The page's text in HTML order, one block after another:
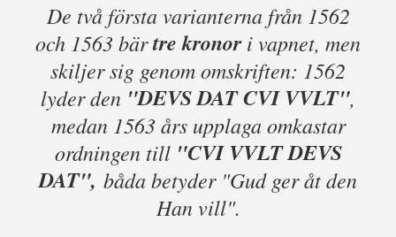
De två första varianterna från 1562
och 1563 bärtre kronori vapnet, men
skiljer sig genom omskriften: 1562
lyder den "DEVS DAT CVI VVLT",
medan 1563 års upplaga omkastar
ordningen till "CVI VVLT DEVS
DAT", båda betyder "Gud ger åt den
Han vill".